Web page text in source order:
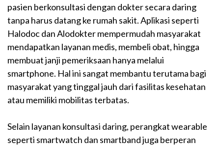
pasien berkonsultasi dengan dokter secara daring
tanpa harus datang ke rumah sakit. Aplikasi seperti
Halodoc dan Alodokter mempermudah masyarakat
mendapatkan layanan medis, membeli obat, hingga
membuat janji pemeriksaan hanya melalui
smartphone. Hal ini sangat membantu terutama bagi
masyarakat yang tinggal jauh dari fasilitas kesehatan
atau memiliki mobilitas terbatas.
Selain layanan konsultasi daring, perangkat wearable
seperti smartwatch dan smartband juga berperan